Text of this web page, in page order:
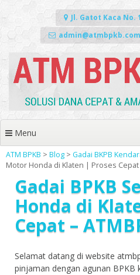
to
content
Jl. Gatot Kaca No.
admin@atmbpkb.com
Menu
ATM BPKB > Blog > Gadai BKPB
Motor Honda di Klaten | Proses Cepat
Gadai BPKB
Honda di
Cepat –
Selamat datang di website
pinjaman dengan agunan BPKB